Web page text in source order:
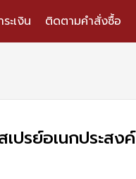
ะเงิน ติดตามคำสั่งซื้อ
เปรย์อเนกประสงค์